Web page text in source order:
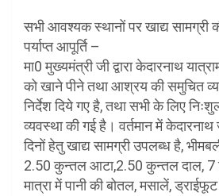
सभी आवश्यक स्थानों पर खाद्य सामग्री
पर्याप्त आपूर्ति –
मा0 मुख्यमंत्री जी द्वारा केदारनाथ
को खाने पीने तथा आश्रय की समुचित
निर्देश दिये गए है, तथा सभी के लिए
व्यवस्था की गई है। वर्तमान में
दिनों हेतु खाद्य सामग्री उपलब्ध है,
2.50 कुन्तल आटा,2.50 कुन्तल दाल, 7
मात्रा में पानी की बोतल, मसालें,